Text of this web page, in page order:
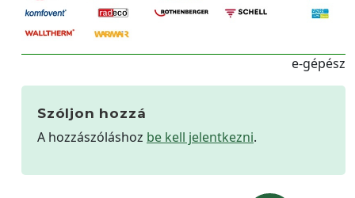
e-gépész
Szóljon hozzá
A hozzászóláshoz be kell jelentkezni.